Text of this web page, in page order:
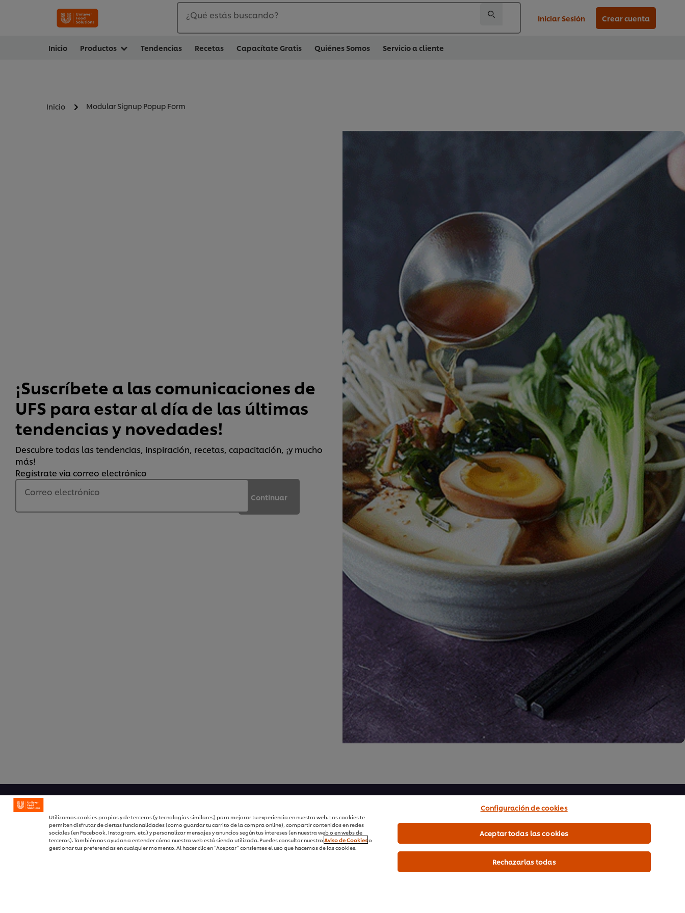
¿Qué estás buscando? Iniciar Sesión Crear cuenta
Inicio Productos Tendencias Recetas Capacítate Gratis Quiénes Somos Servicio a cliente
Inicio Modular Signup Popup Form
¡Suscríbete a las comunicaciones de
UFS para estar al día de las últimas
tendencias y novedades!
Descubre todas las tendencias, inspiración, recetas, capacitación, ¡y mucho
más!
Regístrate via correo electrónico
Correo electrónico
Continuar
Productos
Suscríbete al newsletter
Preferencias de cookies
Síguenos en nuestras redes sociales
Registrándote a nuestro Newsletter recibirás recetas, muestras gratis,
tendencias y mucho más.
Ingresa tu correo electrónico:
Utilizamos cookies propias y de terceros (y tecnologías similares) para mejorar tu experiencia en nuestra web. Las cookies te
permiten disfrutar de ciertas funcionalidades (como guardar tu carrito de la compra online), compartir contenidos en redes
sociales (en Facebook, Instagram, etc.) y personalizar mensajes y anuncios según tus intereses (en nuestra web o en webs de
terceros). También nos ayudan a entender cómo nuestra web está siendo utilizada. Puedes consultar nuestro Aviso de Cookieso
gestionar tus preferencias en cualquier momento. Al hacer clic en “Aceptar” consientes el uso que hacemos de las cookies.
Configuración de cookies
Rechazarlas todas
Aceptar todas las cookies